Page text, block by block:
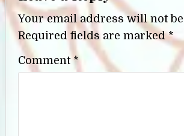
Your email address will not
Required fields are marked*
Comment*